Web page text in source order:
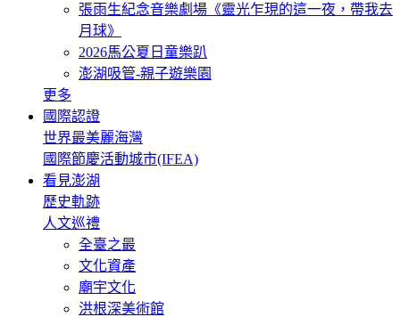
張雨生紀念音樂劇場《靈光乍現的這一夜，帶我去
月球》
2026馬公夏日童樂趴
澎湖吸管-親子遊樂園
更多
國際認證
世界最美麗海灣
國際節慶活動城市(IFEA)
看見澎湖
歷史軌跡
人文巡禮
全臺之最
文化資產
廟宇文化
洪根深美術館